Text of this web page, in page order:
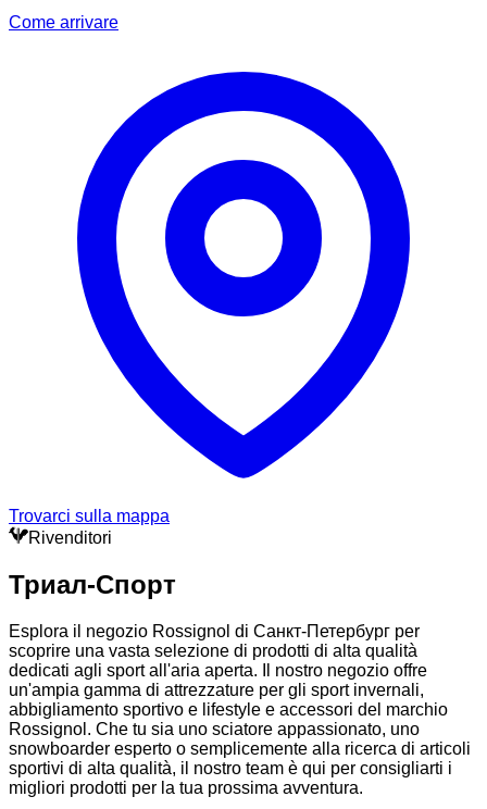
Come arrivare
Trovarci sulla mappa
Rivenditori
Триал-Спорт
Esplora il negozio Rossignol di Санкт-Петербург per
scoprire una vasta selezione di prodotti di alta qualità
dedicati agli sport all'aria aperta. Il nostro negozio offre
un'ampia gamma di attrezzature per gli sport invernali,
abbigliamento sportivo e lifestyle e accessori del marchio
Rossignol. Che tu sia uno sciatore appassionato, uno
snowboarder esperto o semplicemente alla ricerca di articoli
sportivi di alta qualità, il nostro team è qui per consigliarti i
migliori prodotti per la tua prossima avventura.